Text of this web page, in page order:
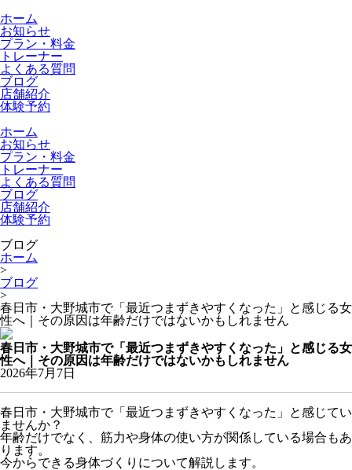
ホーム
お知らせ
プラン・料金
トレーナー
よくある質問
ブログ
店舗紹介
体験予約
ホーム
お知らせ
プラン・料金
トレーナー
よくある質問
ブログ
店舗紹介
体験予約
ブログ
ホーム
>
ブログ
>
春日市・大野城市で「最近つまずきやすくなった」と感じる女
性へ｜その原因は年齢だけではないかもしれません
春日市・大野城市で「最近つまずきやすくなった」と感じる女
性へ｜その原因は年齢だけではないかもしれません
2026年7月7日
春日市・大野城市で「最近つまずきやすくなった」と感じてい
ませんか？
年齢だけでなく、筋力や身体の使い方が関係している場合もあ
ります。
今からできる身体づくりについて解説します。